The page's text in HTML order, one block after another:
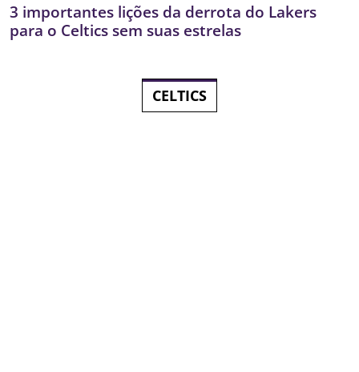
3 importantes lições da derrota do Lakers
para o Celtics sem suas estrelas
CELTICS